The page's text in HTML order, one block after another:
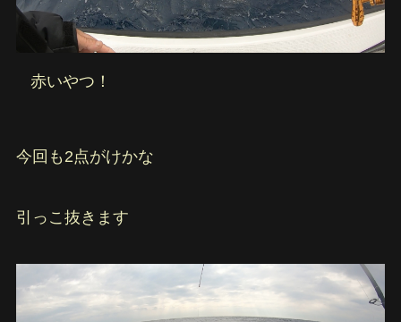
赤いやつ！
今回も2点がけかな
引っこ抜きます